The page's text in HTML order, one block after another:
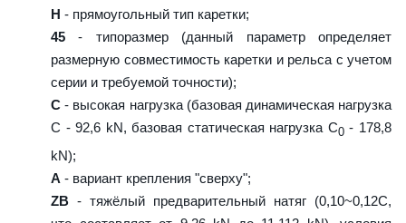
H - прямоугольный тип каретки;
45 - типоразмер (данный параметр определяет
размерную совместимость каретки и рельса с учетом
серии и требуемой точности);
C - высокая нагрузка (базовая динамическая нагрузка
C - 92,6 kN, базовая статическая нагрузка С0- 178,8
kN);
A - вариант крепления "сверху";
ZB - тяжёлый предварительный натяг (0,10~0,12C,